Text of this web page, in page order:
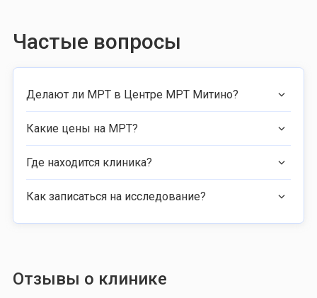
Частые вопросы
Делают ли МРТ в Центре МРТ Митино?
Какие цены на МРТ?
Где находится клиника?
Как записаться на исследование?
Отзывы о клинике